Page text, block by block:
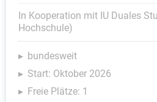
In Kooperation mit IU Duales
Hochschule)
bundesweit
Start: Oktober 2026
Freie Plätze: 1